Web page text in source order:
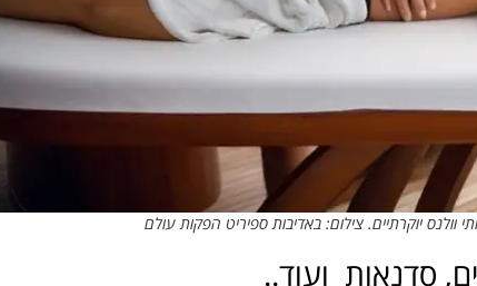
יוקרתיים. צילום: באדיבות ספיריט הפקות עולם
סדנאות ועוד..